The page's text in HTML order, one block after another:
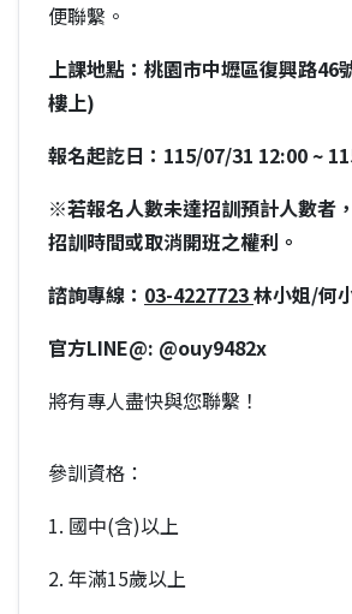
便聯繫。
上課地點：桃園市中壢區復興路46
樓上)
報名起訖日：115/07/31 12:00 ~
※若報名人數未達招訓預計人數者
招訓時間或取消開班之權利。
諮詢專線： 03-4227723林小姐/何
官方LINE@: @ouy9482x
將有專人盡快與您聯繫！
參訓資格：
1. 國中(含)以上
2. 年滿15歲以上